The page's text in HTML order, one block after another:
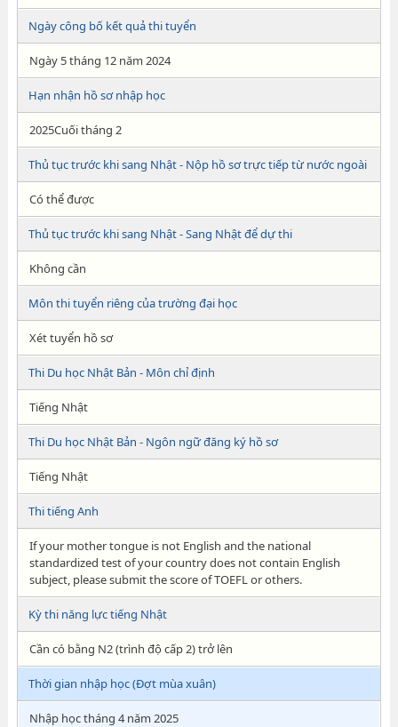
Ngày công bố kết quả thi tuyển
Ngày 5 tháng 12 năm 2024
Hạn nhận hồ sơ nhập học
2025Cuối tháng 2
Thủ tục trước khi sang Nhật - Nộp hồ sơ trực tiếp từ nước ngoài
Có thể được
Thủ tục trước khi sang Nhật - Sang Nhật để dự thi
Không cần
Môn thi tuyển riêng của trường đại học
Xét tuyển hồ sơ
Thi Du học Nhật Bản - Môn chỉ định
Tiếng Nhật
Thi Du học Nhật Bản - Ngôn ngữ đăng ký hồ sơ
Tiếng Nhật
Thi tiếng Anh
If your mother tongue is not English and the national
standardized test of your country does not contain English
subject, please submit the score of TOEFL or others.
Kỳ thi năng lực tiếng Nhật
Cần có bằng N2 (trình độ cấp 2) trở lên
Thời gian nhập học (Đợt mùa xuân)
Nhập học tháng 4 năm 2025